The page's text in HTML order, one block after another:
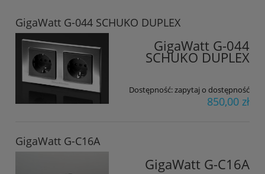
GigaWatt G-044 SCHUKO DUPLEX
GigaWatt G-044
SCHUKO DUPLEX
Dostępność:zapytaj o dostępność
850,00 zł
GigaWatt G-C16A
GigaWatt G-C16A